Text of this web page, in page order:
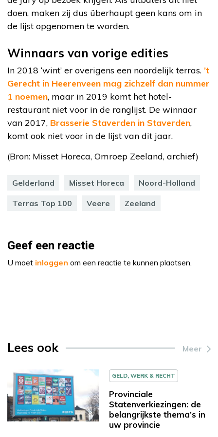
doen, maken zij dus überhaupt geen kans om in
de lijst opgenomen te worden.
Winnaars van vorige edities
In 2018 ‘wint’ er overigens een noordelijk terras. ’t
Gerecht in Heerenveen mag zichzelf dan nummer
1 noemen, maar in 2019 komt het hotel-
restaurant niet voor in de ranglijst. De winnaar
van 2017, Brasserie Staverden in Staverden,
komt ook niet voor in de lijst van dit jaar.
(Bron: Misset Horeca, Omroep Zeeland, archief)
Gelderland Misset Horeca Noord-Holland
Terras Top 100 Veere Zeeland
Geef een reactie
U moet inloggen om een reactie te kunnen plaatsen.
Lees ook Meer
GELD, WERK & RECHT
Provinciale
Statenverkiezingen: de
belangrijkste thema’s in
uw provincie